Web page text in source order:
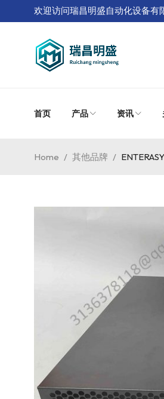
欢迎访问瑞昌明盛自动化设备有
首页 产品 资讯
Home / 其他品牌 /